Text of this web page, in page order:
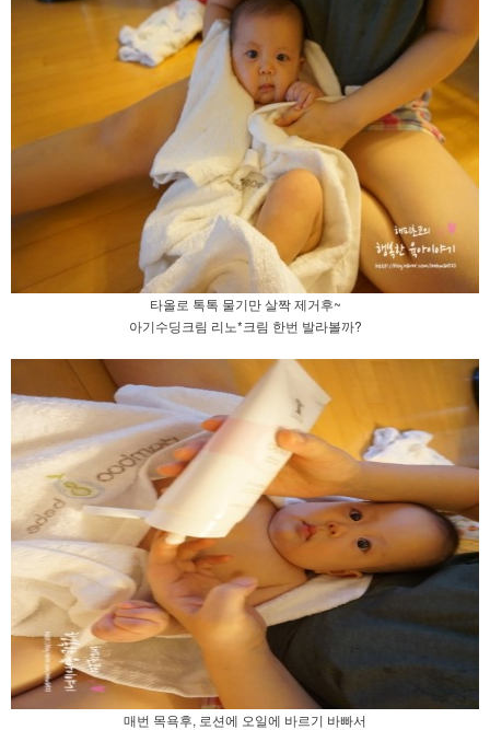
타올로 톡톡 물기만 살짝 제거후~
아기수딩크림 리노*크림 한번 발라볼까?
매번 목욕후, 로션에 오일에 바르기 바빠서